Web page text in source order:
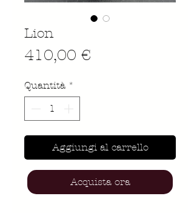
Lion
410,00 €
Quantità *
Aggiungi al carrello
Acquista ora